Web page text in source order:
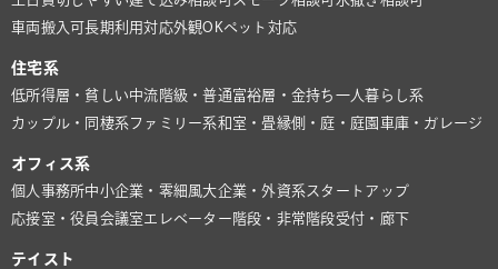
車両搬入可長期利用対応外観OKペット対応
住宅系
低所得層・貧しい中流階級・普通富裕層・金持ち 一人暮らし系
カップル・同棲系ファミリー系和室・畳縁側・庭・庭園 車庫・ガレージ
オフィス系
個人事務所中小企業・零細風大企業・外資系スタートアップ
応接室・役員会議室 エレベーター 階段・非常階段受付・廊下
テイスト